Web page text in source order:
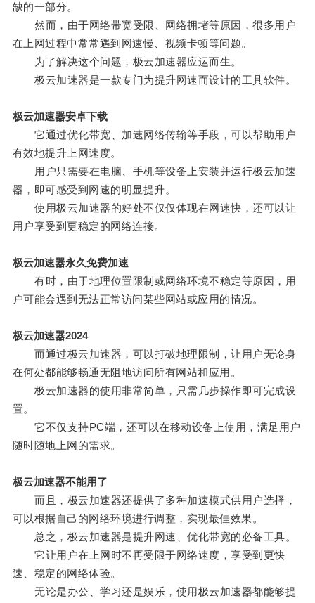
缺的一部分。
然而，由于网络带宽受限、网络拥堵等原因，很多用户
在上网过程中常常遇到网速慢、视频卡顿等问题。
为了解决这个问题，极云加速器应运而生。
极云加速器是一款专门为提升网速而设计的工具软件。
极云加速器安卓下载
它通过优化带宽、加速网络传输等手段，可以帮助用户
有效地提升上网速度。
用户只需要在电脑、手机等设备上安装并运行极云加速
器，即可感受到网速的明显提升。
使用极云加速器的好处不仅仅体现在网速快，还可以让
用户享受到更稳定的网络连接。
极云加速器永久免费加速
有时，由于地理位置限制或网络环境不稳定等原因，用
户可能会遇到无法正常访问某些网站或应用的情况。
极云加速器2024
而通过极云加速器，可以打破地理限制，让用户无论身
在何处都能够畅通无阻地访问所有网站和应用。
极云加速器的使用非常简单，只需几步操作即可完成设
置。
它不仅支持PC端，还可以在移动设备上使用，满足用户
随时随地上网的需求。
极云加速器不能用了
而且，极云加速器还提供了多种加速模式供用户选择，
可以根据自己的网络环境进行调整，实现最佳效果。
总之，极云加速器是提升网速、优化带宽的必备工具。
它让用户在上网时不再受限于网络速度，享受到更快
速、稳定的网络体验。
无论是办公、学习还是娱乐，使用极云加速器都能够提